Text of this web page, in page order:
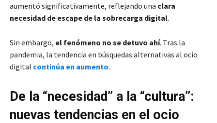
aumentó significativamente, reflejando una clara
necesidad de escape de la sobrecarga digital.
Sin embargo, el fenómeno no se detuvo ahí. Tras la
pandemia, la tendencia en búsquedas alternativas al ocio
digital continúa en aumento.
De la “necesidad” a la “cultura”:
nuevas tendencias en el ocio